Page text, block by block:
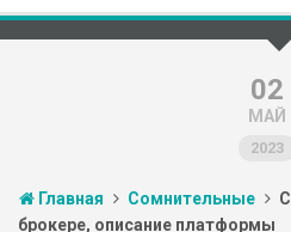
Проверенные способы
Статьи
02
МАЙ
2023
Главная Сомнительные
брокере, описание платформы